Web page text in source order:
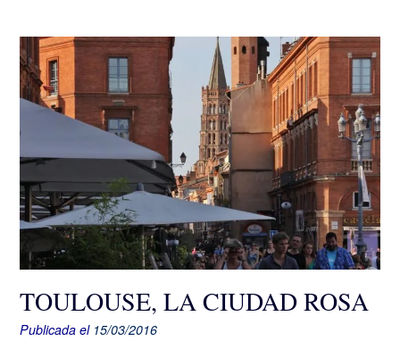
TOULOUSE, LA CIUDAD ROSA
Publicada el 15/03/2016